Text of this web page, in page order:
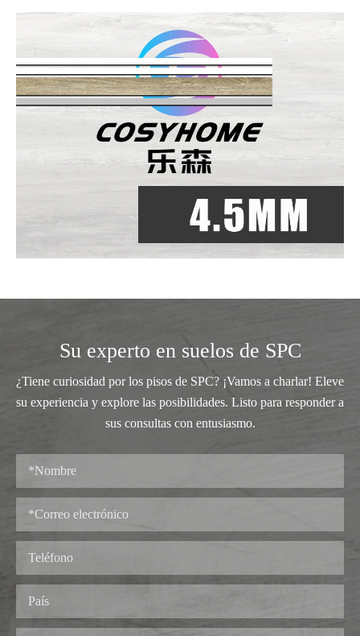
Su experto en suelos de SPC
¿Tiene curiosidad por los pisos de SPC? ¡Vamos a charlar! Eleve
su experiencia y explore las posibilidades. Listo para responder a
sus consultas con entusiasmo.